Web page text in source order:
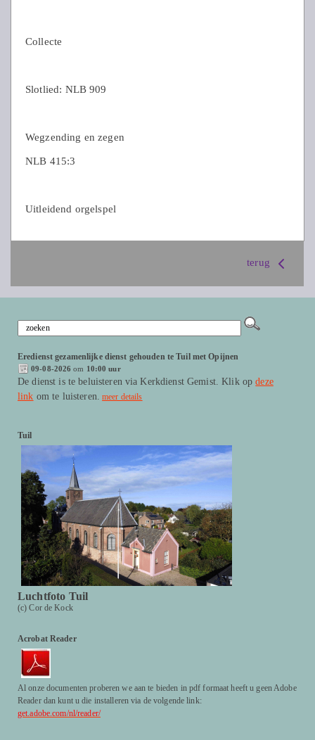
Collecte
Slotlied: NLB 909
Wegzending en zegen
NLB 415:3
Uitleidend orgelspel
terug
Eredienst gezamenlijke dienst gehouden te Tuil met Opijnen
09-08-2026 om 10:00 uur
De dienst is te beluisteren via Kerkdienst Gemist. Klik opdeze
link om te luisteren. meer details
Tuil
Luchtfoto Tuil
(c) Cor de Kock
Acrobat Reader
Al onze documenten proberen we aan te bieden in pdf formaat heeft u geen Adobe
Reader dan kunt u die installeren via de volgende link:
get.adobe.com/nl/reader/